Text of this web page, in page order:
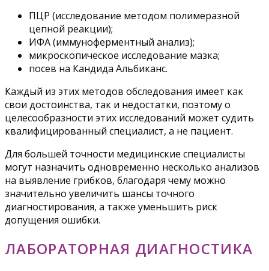
ПЦР (исследование методом полимеразной
цепной реакции);
ИФА (иммуноферментный анализ);
микроскопическое исследование мазка;
посев на Кандида Альбиканс.
Каждый из этих методов обследования имеет как
свои достоинства, так и недостатки, поэтому о
целесообразности этих исследований может судить
квалифицированный специалист, а не пациент.
Для большей точности медицинские специалисты
могут назначить одновременно несколько анализов
на выявление грибков, благодаря чему можно
значительно увеличить шансы точного
диагностирования, а также уменьшить риск
допущения ошибки.
ЛАБОРАТОРНАЯ ДИАГНОСТИКА